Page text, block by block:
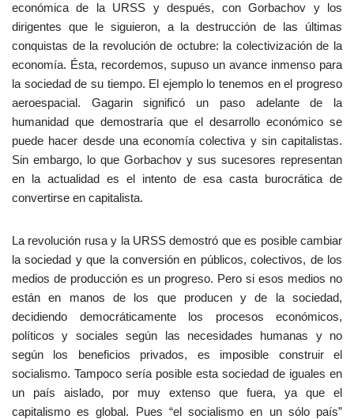
económica de la URSS y después, con Gorbachov y los
dirigentes que le siguieron, a la destrucción de las últimas
conquistas de la revolución de octubre: la colectivización de la
economía. Ésta, recordemos, supuso un avance inmenso para
la sociedad de su tiempo. El ejemplo lo tenemos en el progreso
aeroespacial. Gagarin significó un paso adelante de la
humanidad que demostraría que el desarrollo económico se
puede hacer desde una economía colectiva y sin capitalistas.
Sin embargo, lo que Gorbachov y sus sucesores representan
en la actualidad es el intento de esa casta burocrática de
convertirse en capitalista.
La revolución rusa y la URSS demostró que es posible cambiar
la sociedad y que la conversión en públicos, colectivos, de los
medios de producción es un progreso. Pero si esos medios no
están en manos de los que producen y de la sociedad,
decidiendo democráticamente los procesos económicos,
políticos y sociales según las necesidades humanas y no
según los beneficios privados, es imposible construir el
socialismo. Tampoco sería posible esta sociedad de iguales en
un país aislado, por muy extenso que fuera, ya que el
capitalismo es global. Pues “el socialismo en un sólo país”